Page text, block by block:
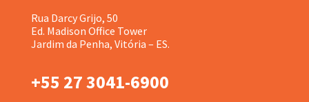
Rua Darcy Grijo, 50
Ed. Madison Office Tower
Jardim da Penha, Vitória – ES.
+55 27 3041-6900